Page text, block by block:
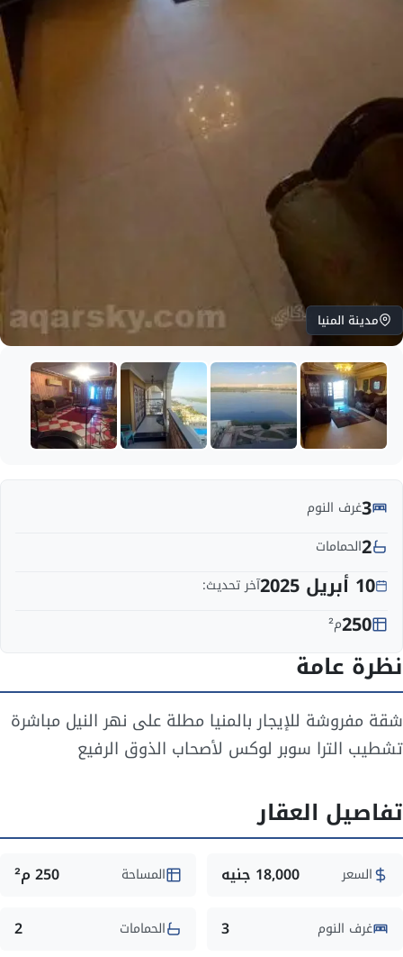
مدينة المنيا
3غرف النوم
2الحمامات
10 أبريل 2025 آخر تحديث:
250م²
نظرة عامة
شقة مفروشة للإيجار بالمنيا مطلة على نهر النيل مباشرة
تشطيب الترا سوبر لوكس لأصحاب الذوق الرفيع
تفاصيل العقار
السعر 18,000 جنيه المساحة 250 م²
غرف النوم 3 الحمامات 2